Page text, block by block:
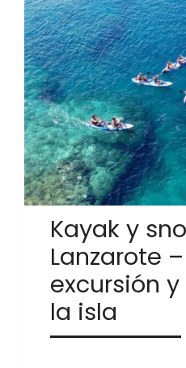
Kayak y
Lanzarote
excursión
la isla